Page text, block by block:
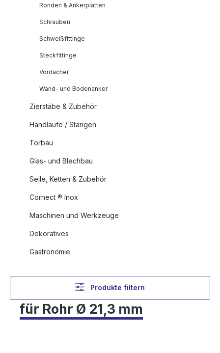
Ronden & Ankerplatten
Schrauben
Schweißfittinge
Steckfittinge
Vordächer
Wand- und Bodenanker
Zierstäbe & Zubehör
Handläufe / Stangen
Torbau
Glas- und Blechbau
Seile, Ketten & Zubehör
Cornect ® Inox
Maschinen und Werkzeuge
Dekoratives
Gastronomie
Produkte filtern
für Rohr Ø 21,3 mm